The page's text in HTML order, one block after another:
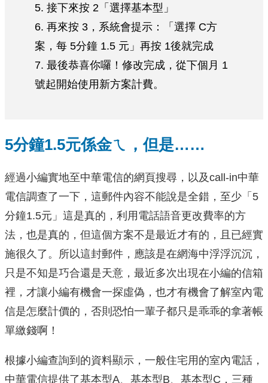
5. 接下來按 2「選擇基本型」
6. 再來按 3，系統會提示：「選擇 C方
案，每 5分鐘 1.5 元」再按 1後就完成
7. 最後恭喜你囉！修改完成，從下個月 1
號起開始使用新方案計費。
5分鐘1.5元係金ㄟ，但是……
經過小編實地至中華電信的網頁搜尋，以及call-in中華
電信調查了一下，這郵件內容不能說是全錯，至少「5
分鐘1.5元」這是真的，利用電話語音更改費率的方
法，也是真的，但這個方案不是最近才有的，且已經實
施很久了。所以這封郵件，應該是在網海中浮浮沉沉，
只是不知是巧合還是天意，最近多次出現在小編的信箱
裡，才讓小編有機會一探虛偽，也才有機會了解室內電
信是怎麼計價的，否則恐怕一輩子都只是乖乖的拿著帳
單繳錢啊！
根據小編查詢到的資料顯示，一般住宅用的室內電話，
中華電信提供了基本型A、基本型B、基本型C，三種